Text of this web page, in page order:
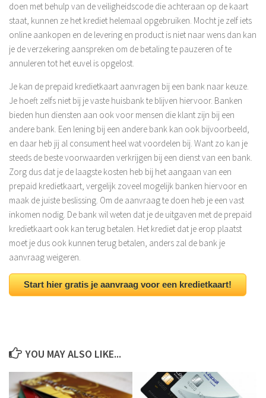
doen met behulp van de veiligheidscode die achteraan op de kaart
staat, kunnen ze het krediet helemaal opgebruiken. Mocht je zelf iets
online aankopen en de levering en product is niet naar wens dan kan
je de verzekering aanspreken om de betaling te pauzeren of te
annuleren tot het euvel is opgelost.
Je kan de prepaid kredietkaart aanvragen bij een bank naar keuze.
Je hoeft zelfs niet bij je vaste huisbank te blijven hiervoor. Banken
bieden hun diensten aan ook voor mensen die klant zijn bij een
andere bank. Een lening bij een andere bank kan ook bijvoorbeeld,
en daar heb jij al consument heel wat voordelen bij. Want zo kan je
steeds de beste voorwaarden verkrijgen bij een dienst van een bank.
Zorg dus dat je de laagste kosten heb bij het aangaan van een
prepaid kredietkaart, vergelijk zoveel mogelijk banken hiervoor en
maak de juiste beslissing. Om de aanvraag te doen heb je een vast
inkomen nodig. De bank wil weten dat je de uitgaven met de prepaid
kredietkaart ook kan terug betalen. Het krediet dat je erop plaatst
moet je dus ook kunnen terug betalen, anders zal de bank je
aanvraag weigeren.
Start hier gratis je aanvraag voor een kredietkaart!
YOU MAY ALSO LIKE...